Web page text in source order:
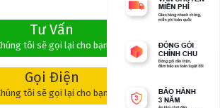
Tư Vấn
tôi sẽ gọi lại cho bạn
Gọi Điện
tôi sẽ gọi lại cho bạn